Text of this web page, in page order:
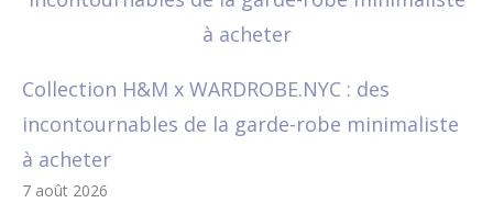
Collection H&M x WARDROBE.NYC : des
incontournables de la garde-robe minimaliste
à acheter
7 août 2026